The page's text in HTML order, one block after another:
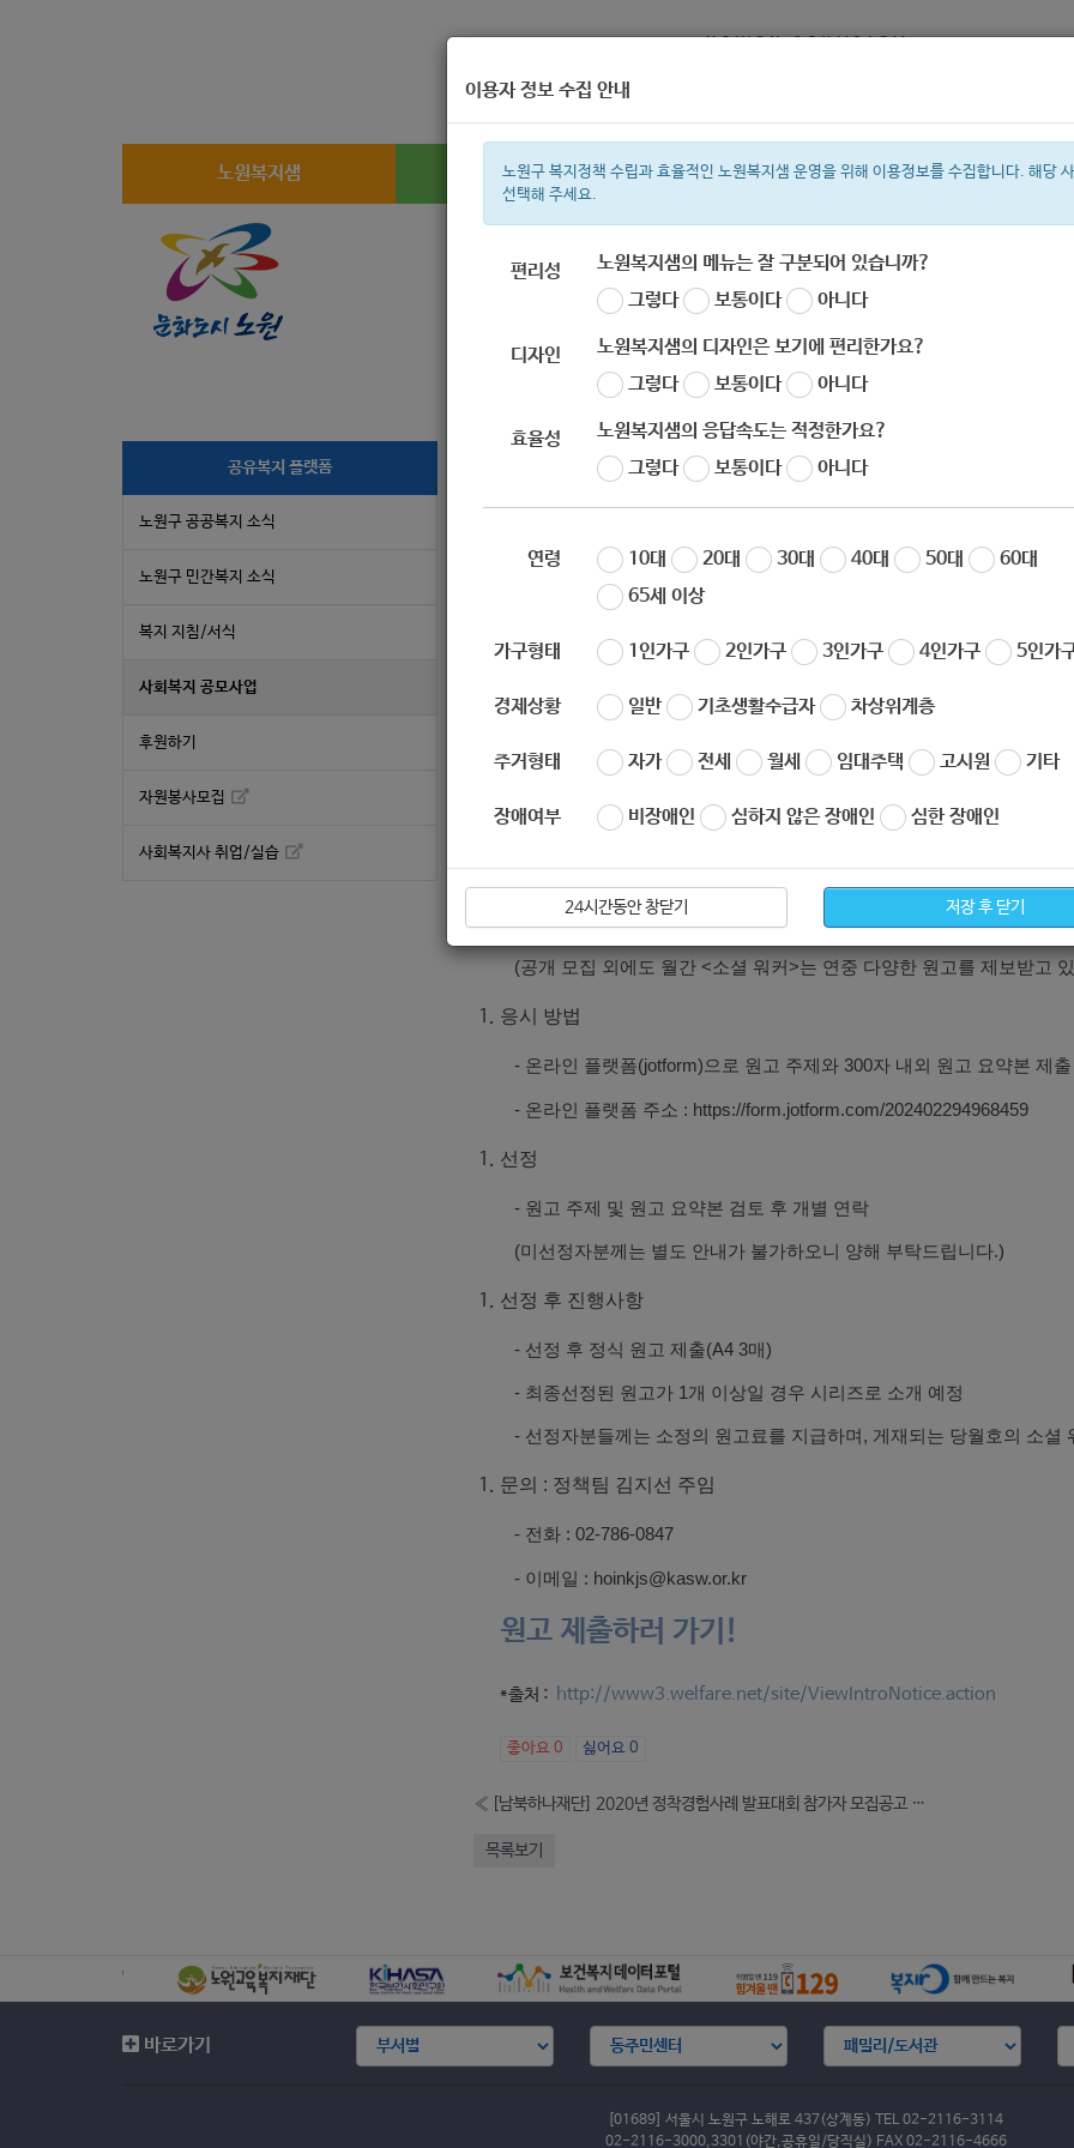
노원복지샘 복지정보 복지서비스 신청 복지
복지관 지원금 이용시설 ìº 성민복지관
이용자 정보 수집 안내
노원구 복지정책 수립과 효율적인 노원복지샘 운영을 위해 이용정보를 수집합니다. 해당
선택해 주세요.
편리성
노원복지샘의 메뉴는 잘 구분되어 있습니까?
그렇다
보통이다 아니다
디자인
노원복지샘의 디자인은 보기에 편리한가요?
그렇다
보통이다 아니다
효율성
노원복지샘의 응답속도는 적정한가요?
그렇다
보통이다 아니다
연령 10대 20대 30대 40대 50대
60대
65세 이상
가구형태 1인가구 2인가구 3인가구 4인가구 5인가
경제상황 일반 기초생활수급자 차상위계층
주거형태 자가 전세 월세 임대주택 고시원 기타
장애여부 비장애인 심하지 않은 장애인 심한 장애인
24시간동안 창닫기 저장 후 닫기
공유복지 플랫폼
노원구 공공복지 소식
노원구 민간복지 소식
복지 지침/서식
사회복지 공모사업
후원하기
자원봉사모집
사회복지사 취업/실습
[한국사회복지사협회] 월간 <소셜 워커> 외부 원
월간 <소셜 워커> 외부 원고 공개 모집
우리 협회는 사회복지사 전문잡지 월간 <소셜 워커>의 외부 원고 공개
하게 전달하고자 합니다.
나. 벤처사회복지사(생각, 활동기 등)
공모기간 : 공고일부터 2020년 9월 29일까지
(공개 모집 외에도 월간 <소셜 워커>는 연중 다양한 원고를 제보받고
응시 방법
- 온라인 플랫폼(jotform)으로 원고 주제와 300자 내외 원고 요약본 제출
- 온라인 플랫폼 주소 : https://form.jotform.com/202402294968459
선정
- 원고 주제 및 원고 요약본 검토 후 개별 연락
(미선정자분께는 별도 안내가 불가하오니 양해 부탁드립니다.)
선정 후 진행사항
- 선정 후 정식 원고 제출(A4 3매)
- 최종선정된 원고가 1개 이상일 경우 시리즈로 소개 예정
- 선정자분들께는 소정의 원고료를 지급하며, 게재되는 당월호의 소셜
문의 : 정책팀 김지선 주임
- 전화 : 02-786-0847
- 이메일 : hoinkjs@kasw.or.kr
원고 제출하러 가기!
*출처 : http://www3.welfare.net/site/ViewIntroNotice.action
좋아요 0 싫어요 0
« [남북하나재단] 2020년 정착경험사례 발표대회 참가자 모집공고 ( -10/5)
목록보기
바로가기
[01689] 서울시 노원구 노해로 437(상계동) TEL 02-2116-3114
02-2116-3000,3301(야간,공휴일/당직실) FAX 02-2116-4666